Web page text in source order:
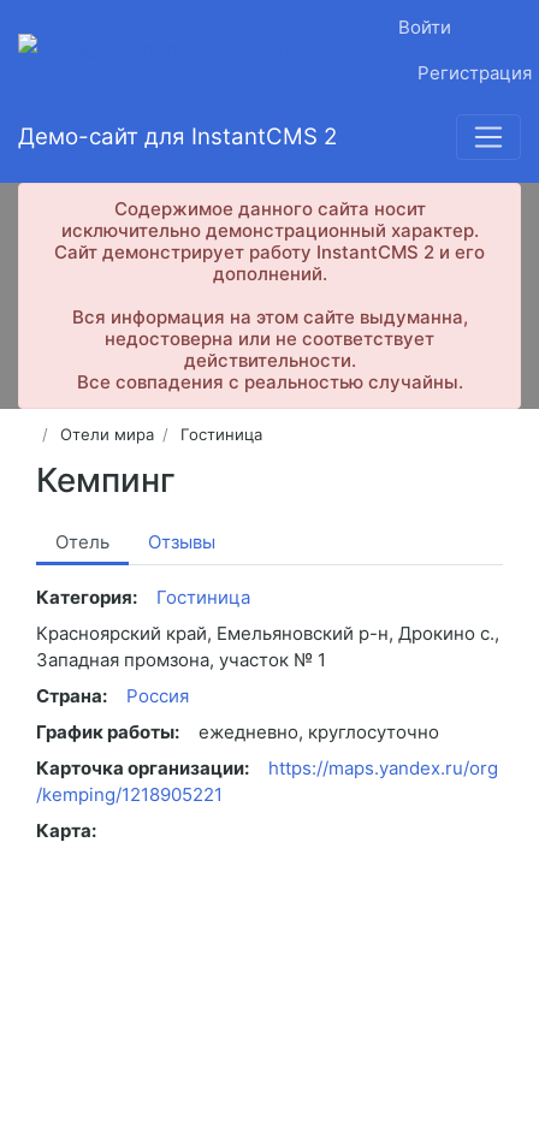
Войти
Регистрация
Демо-сайт для InstantCMS 2
Содержимое данного сайта носит
исключительно демонстрационный характер.
Сайт демонстрирует работу InstantCMS 2 и его
дополнений.
Вся информация на этом сайте выдуманна,
недостоверна или не соответствует
действительности.
Все совпадения с реальностью случайны.
Отели мира Гостиница
Кемпинг
Отель Отзывы
Категория:
Гостиница
Красноярский край, Емельяновский р-н, Дрокино с.,
Западная промзона, участок № 1
Страна:
Россия
График работы:
ежедневно, круглосуточно
Карточка организации:
https://maps.yandex.ru/org
/kemping/1218905221
Карта: